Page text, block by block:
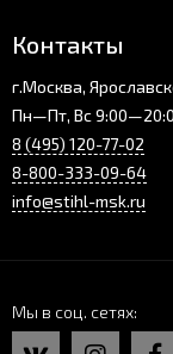
Контакты
г.Москва,
Пн—Пт, Вс
8 (495) 120-77-02
8-800-333-09-64
info@stihl-msk.ru
Мы в соц. сетях